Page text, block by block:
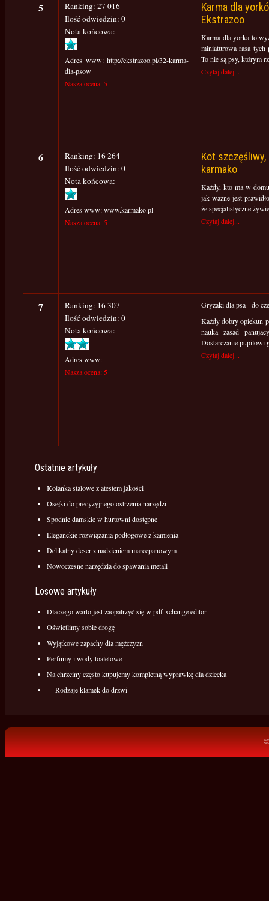
5
Ranking: 27 016
Ilość odwiedzin: 0
Nota końcowa:
Adres www: http://ekstrazoo.pl/32-karma-
dla-psow
Nasza ocena: 5
Karma dla
Ekstrazoo
Karma dla yorka to
miniaturowa rasa tych
To nie są psy, którym
Czytaj dalej...
6
Ranking: 16 264
Ilość odwiedzin: 0
Nota końcowa:
Adres www: www.karmako.pl
Nasza ocena: 5
Kot
karmako
Każdy, kto ma w
jak ważne jest
że specjalistyczne
Czytaj dalej...
7
Ranking: 16 307
Ilość odwiedzin: 0
Nota końcowa:
Adres www:
Nasza ocena: 5
Gryzaki dla psa - do
Każdy dobry opiekun
nauka zasad
Dostarczanie pupilowi
Czytaj dalej...
Ostatnie artykuły
Kolanka stalowe z atestem jakości
Osełki do precyzyjnego ostrzenia narzędzi
Spodnie damskie w hurtowni dostępne
Eleganckie rozwiązania podłogowe z kamienia
Delikatny deser z nadzieniem marcepanowym
Nowoczesne narzędzia do spawania metali
Losowe artykuły
Dlaczego warto jest zaopatrzyć się w pdf-xchange editor
Oświetlimy sobie drogę
Wyjątkowe zapachy dla mężczyzn
Perfumy i wody toaletowe
Na chrzciny często kupujemy kompletną wyprawkę dla dziecka
Rodzaje klamek do drzwi